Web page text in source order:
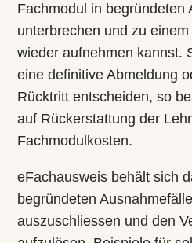
Fachmodul in begründeten
unterbrechen und zu
wieder aufnehmen kannst.
eine definitive Abmeldung
Rücktritt entscheiden, so
auf Rückerstattung der
Fachmodulkosten.
eFachausweis behält sich
begründeten
auszuschliessen und den